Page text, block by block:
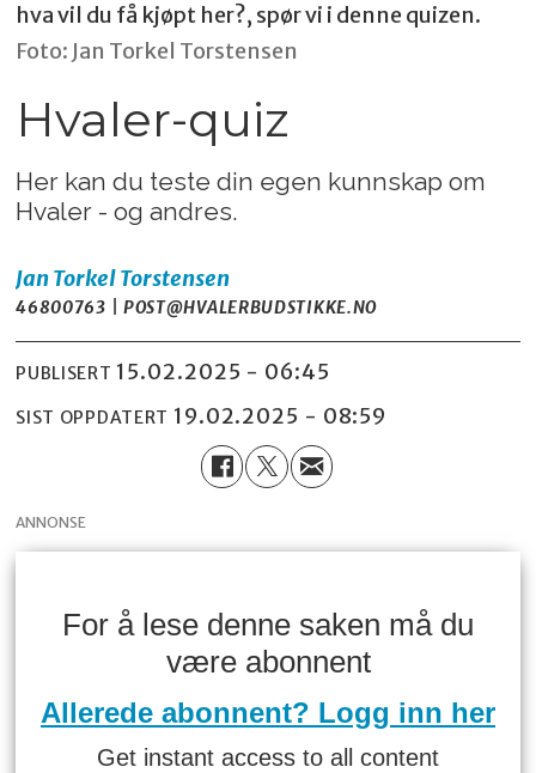
hva vil du få kjøpt her?, spør vi i denne quizen.
Foto: Jan Torkel Torstensen
Hvaler-quiz
Her kan du teste din egen kunnskap om
Hvaler - og andres.
Jan TorkelTorstensen
46800763 | POST@HVALERBUDSTIKKE.NO
PUBLISERT 15.02.2025 - 06:45
SIST OPPDATERT 19.02.2025 - 08:59
ANNONSE
For å lese denne saken må du
være abonnent
Allerede abonnent? Logg inn her
Get instant access to all content